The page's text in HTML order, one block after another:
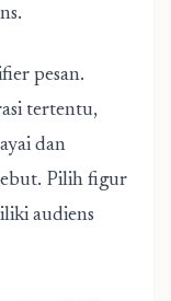
pesan.
tertentu,
dan
Pilih figur
audiens